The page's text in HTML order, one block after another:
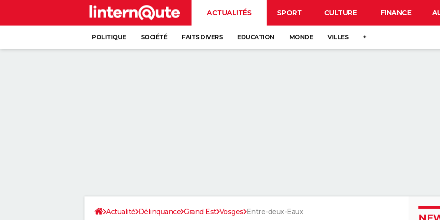
ACTUALITÉS SPORT CULTURE FINANCE
POLITIQUE SOCIÉTÉ FAITS DIVERS EDUCATION MONDE VILLES +
Actualité Délinquance Grand Est Vosges Entre-deux-Eaux